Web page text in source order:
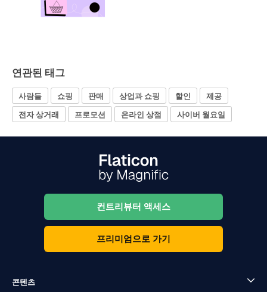
연관된 태그
사람들 쇼핑 판매 상업과 쇼핑 할인
제공
전자 상거래
프로모션 온라인 상점 사이버 월요일
컨트리뷰터 액세스
프리미엄으로 가기
콘텐츠